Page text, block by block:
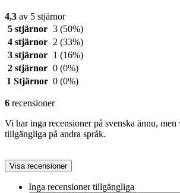
4,3 av 5 stjärnor
5 stjärnor 3 (50%)
4 stjärnor
2 (33%)
3 stjärnor
1 (16%)
2 stjärnor 0 (0%)
1 Stjärnor 0 (0%)
6 recensioner
Vi har inga recensioner på svenska ännu,
tillgängliga på andra språk.
Visa recensioner
Inga recensioner tillgängliga